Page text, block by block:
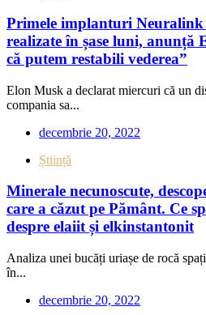
Primele implanturi
realizate în șase luni, anunță
că putem restabili vederea”
Elon Musk a declarat miercuri că un
compania sa...
decembrie 20, 2022
Știință
Minerale necunoscute,
care a căzut pe Pământ. Ce
despre elaiit și elkinstantonit
Analiza unei bucăți uriașe de rocă
în...
decembrie 20, 2022